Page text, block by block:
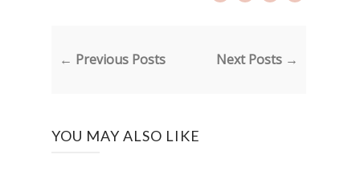
← Previous Posts Next Posts →
YOU MAY ALSO LIKE